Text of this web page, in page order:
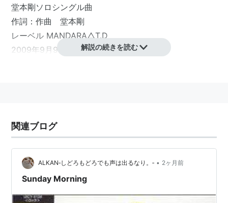
堂本剛ソロシングル曲
作詞：作曲堂本剛
レーベル MANDARA△T.D
2009年9月9日発売。2009-09-09
解説の続きを読む
関連ブログ
ALKAN‐しどろもどろでも声は出るなり。‐ • 2ヶ月前
Sunday Morning